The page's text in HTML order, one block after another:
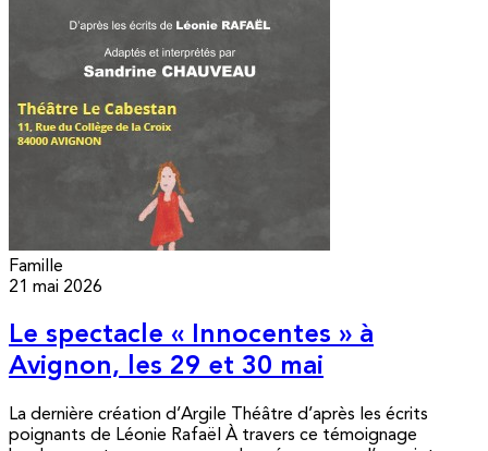
Famille
21 mai 2026
Le spectacle « Innocentes » à
Avignon, les 29 et 30 mai
La dernière création d’Argile Théâtre d’après les écrits
poignants de Léonie Rafaël À travers ce témoignage